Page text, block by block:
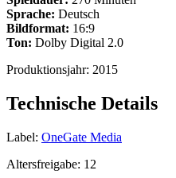
Sprache: Deutsch
Bildformat: 16:9
Ton: Dolby Digital 2.0
Produktionsjahr: 2015
Technische Details
Label: OneGate Media
Altersfreigabe: 12